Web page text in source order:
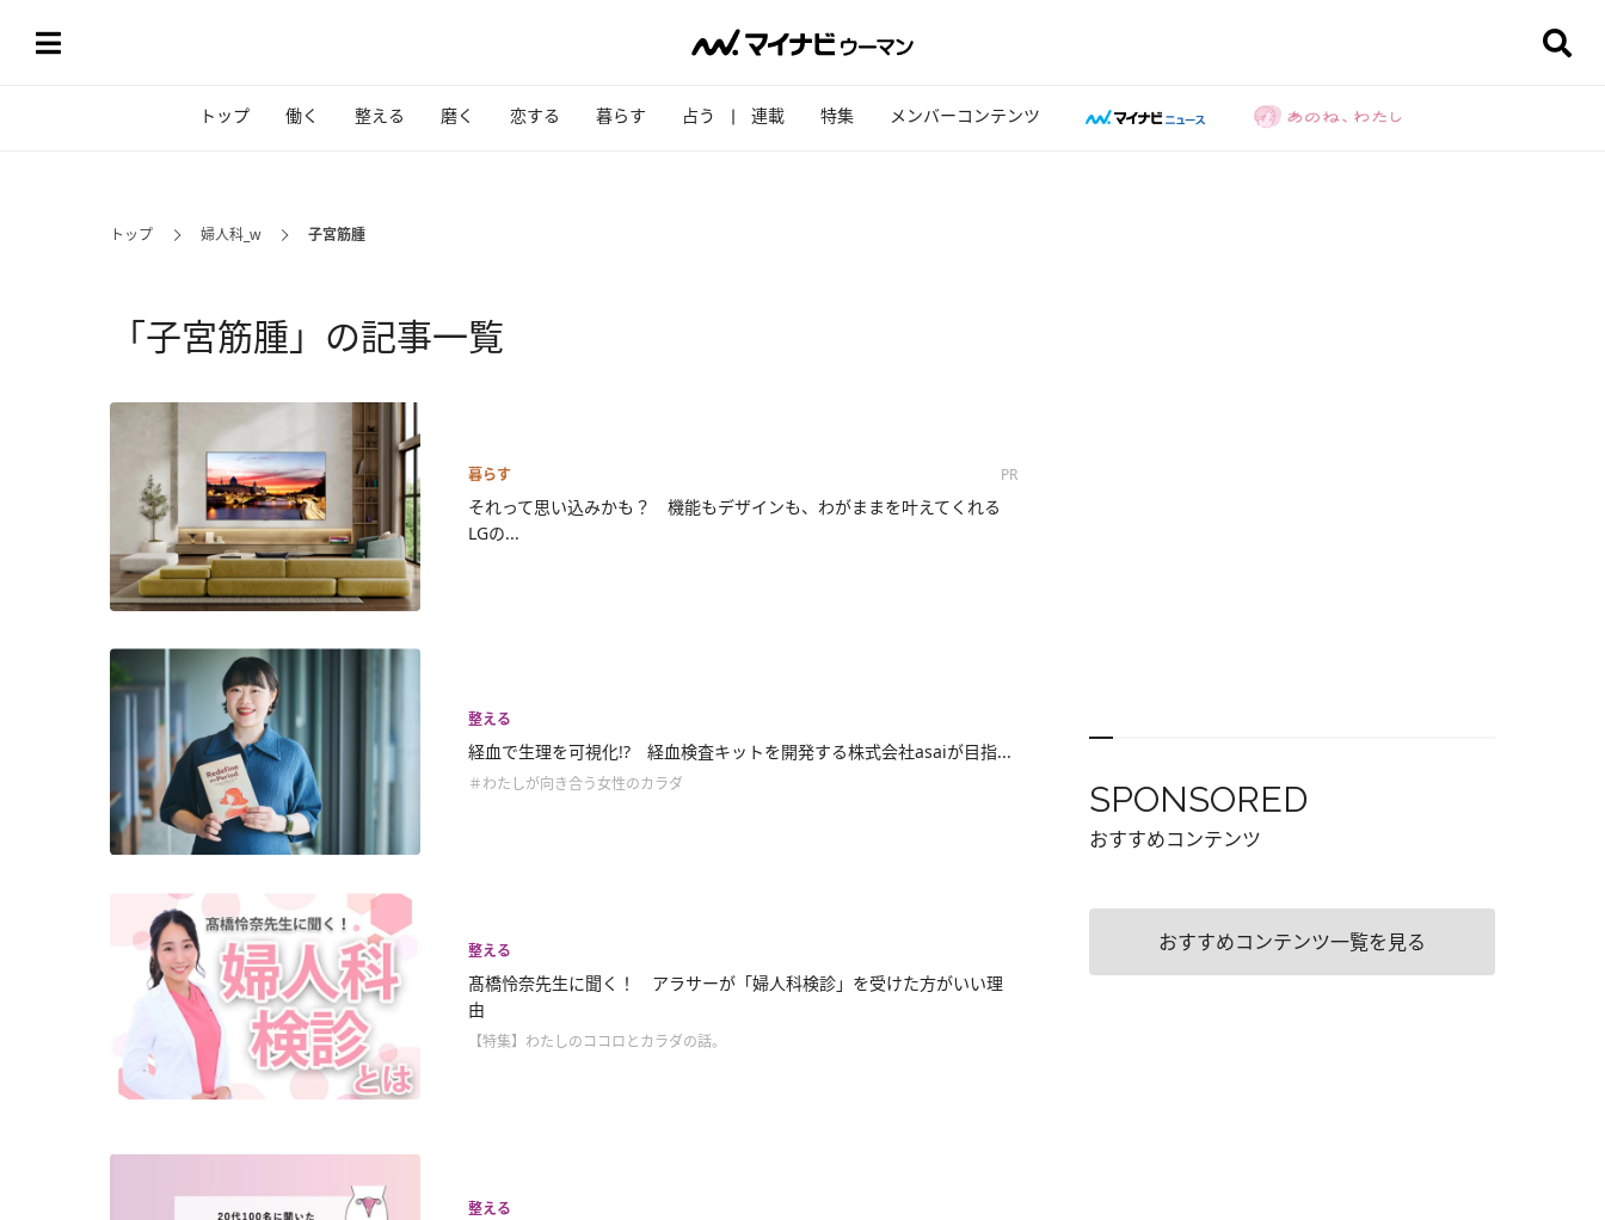
トップ 働く 整える 磨く 恋する 暮らす 占う 連載 特集 メンバーコンテンツ
トップ 婦人科_w 子宮筋腫
「子宮筋腫」の記事一覧
暮らす PR
それって思い込みかも？ 機能もデザインも、わがままを叶えてくれる
LGの...
整える
経血で生理を可視化!? 経血検査キットを開発する株式会社asaiが目指...
＃わたしが向き合う女性のカラダ
整える
髙橋怜奈先生に聞く！ アラサーが「婦人科検診」を受けた方がいい理
由
【特集】わたしのココロとカラダの話。
整える
SPONSORED
おすすめコンテンツ
おすすめコンテンツ一覧を見る